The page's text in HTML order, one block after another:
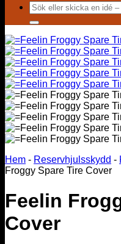
Sök
efter:
Hem - Reservhjulsskydd -
Froggy Spare Tire Cover
Feelin
Cover